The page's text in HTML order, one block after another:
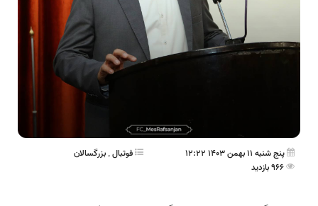
پنج شنبه 11 بهمن 1403 12:22 فوتبال, بزرگسالان